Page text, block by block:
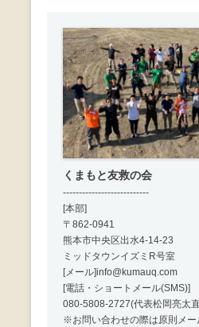
くまもと友救の会
---------------------------
[本部]
〒862-0941
熊本市中央区出水4-14-23
ミッドタウンイズミR号室
[メール]info@kumauq.com
[電話・ショートメール(SMS)]
080-5808-2727(代表松岡亮太
※お問い合わせの際は原則メー